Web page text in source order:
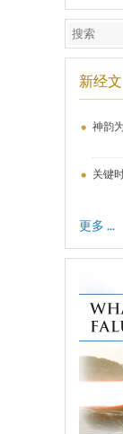
新经文
神韵
关键
更多 ...